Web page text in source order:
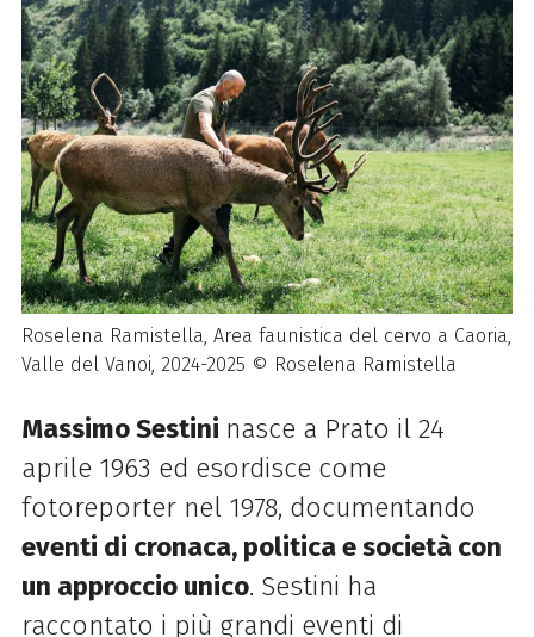
Roselena Ramistella, Area faunistica del cervo a Caoria,
Valle del Vanoi, 2024-2025 © Roselena Ramistella
Massimo Sestini nasce a Prato il 24
aprile 1963 ed esordisce come
fotoreporter nel 1978, documentando
eventi di cronaca, politica e società con
un approccio unico. Sestini ha
raccontato i più grandi eventi di